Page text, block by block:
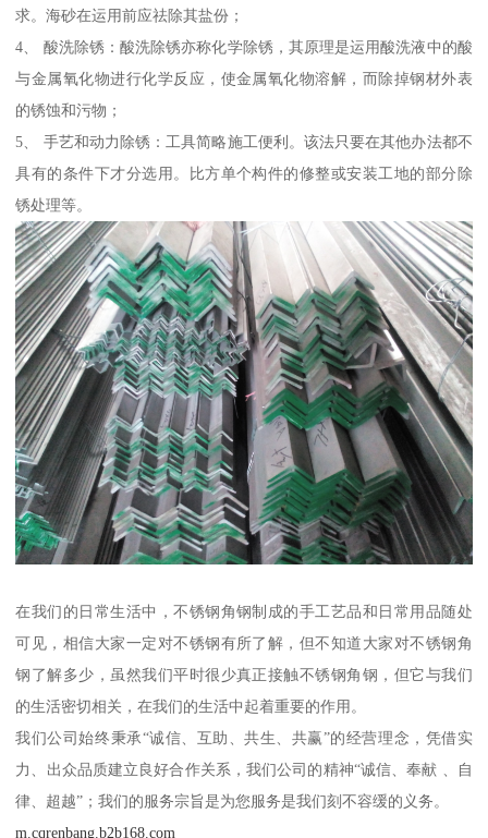
求。海砂在运用前应祛除其盐份；
4、 酸洗除锈：酸洗除锈亦称化学除锈，其原理是运用酸洗液中的酸
与金属氧化物进行化学反应，使金属氧化物溶解，而除掉钢材外表
的锈蚀和污物；
5、 手艺和动力除锈：工具简略施工便利。该法只要在其他办法都不
具有的条件下才分选用。比方单个构件的修整或安装工地的部分除
锈处理等。
在我们的日常生活中，不锈钢角钢制成的手工艺品和日常用品随处
可见，相信大家一定对不锈钢有所了解，但不知道大家对不锈钢角
钢了解多少，虽然我们平时很少真正接触不锈钢角钢，但它与我们
的生活密切相关，在我们的生活中起着重要的作用。
我们公司始终秉承“诚信、互助、共生、共赢”的经营理念，凭借实
力、出众品质建立良好合作关系，我们公司的精神“诚信、奉献 、自
律、超越”；我们的服务宗旨是为您服务是我们刻不容缓的义务。
m.cqrenbang.b2b168.com